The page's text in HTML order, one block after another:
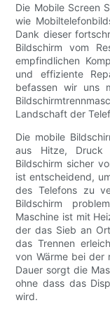
Die Mobile Screen
wie
Dank dieser
Bildschirm vom
empfindlichen
und effiziente
befassen wir uns
Landschaft der
Die mobile
aus Hitze, Druck
Bildschirm sicher
ist entscheidend,
des Telefons zu
Bildschirm
Maschine ist mit
der das Sieb an
das Trennen
von Wärme bei der
Dauer sorgt die
ohne dass das
wird.